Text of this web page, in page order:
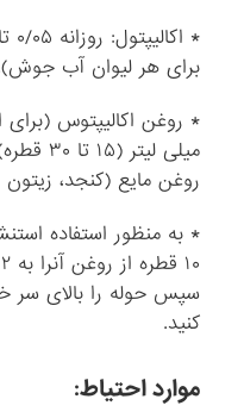
برای هر لیوان آب
* روغن اکالیپتوس
میلی
روغن مایع (کنجد، زیتون
سپس حوله را بالای سر
کنید.
موارد احتیاط: